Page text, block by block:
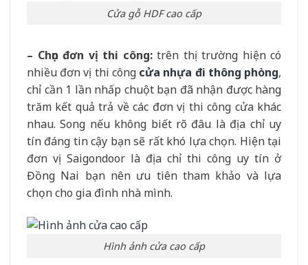
Cửa gỗ HDF cao cấp
– Chọn đơn vị thi công:trên thị trường hiện có
nhiều đơn vị thi công cửa nhựa đi thông phòng,
chỉ cần 1 lần nhấp chuột bạn đã nhận được hàng
trăm kết quả trả về các đơn vị thi công cửa khác
nhau. Song nếu không biết rõ đâu là địa chỉ uy
tín đáng tin cậy bạn sẽ rất khó lựa chọn. Hiện tại
đơn vị Saigondoor là địa chỉ thi công uy tín ở
Đồng Nai bạn nên ưu tiên tham khảo và lựa
chọn cho gia đình nhà mình.
Hình ảnh cửa cao cấp